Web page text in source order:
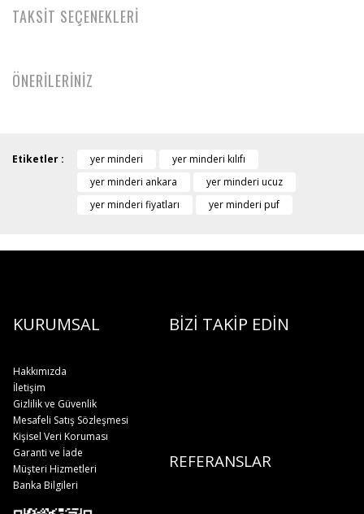
TAKSİT SEÇENEKLERİ
ÖNERİLERİNİZ
Etiketler : yer minderi
yer minderi kılıfı
yer minderi ankara
yer minderi ucuz
yer minderi fiyatları
yer minderi puf
KURUMSAL BİZİ TAKİP EDİN
Hakkımızda
İletişim
Gizlilik ve Güvenlik
Mesafeli Satış Sözleşmesi
Kişisel Veri Koruması
REFERANSLAR
Garanti ve İade
Müşteri Hizmetleri
Banka Bilgileri